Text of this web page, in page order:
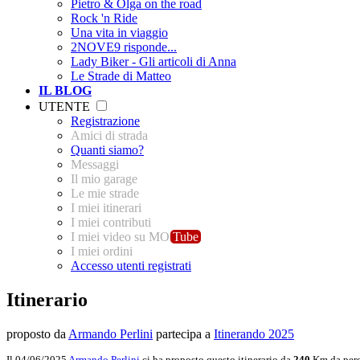
Pietro & Olga on the road
Rock 'n Ride
Una vita in viaggio
2NOVE9 risponde...
Lady Biker - Gli articoli di Anna
Le Strade di Matteo
IL BLOG
UTENTE
Registrazione
Amici di strada
Quanti siamo?
Messaggi
Il mio garage
Le mie strade
I miei itinerari
I miei contributi
I miei video su MO Tube
I miei ordini
Accesso utenti registrati
Itinerario
proposto da Armando Perlini partecipa a Itinerando 2025